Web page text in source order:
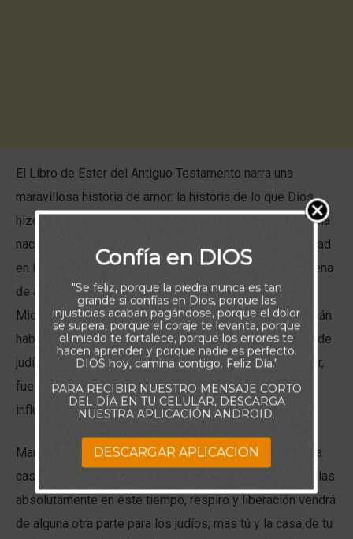
El Libro de Ester del Antiguo Testamento narra una
maravillosa historia de amor: la historia de lo que Dios
hizo en la vida de una mujer para salvar literalmente a una
nación. Ester era una mujer judía que salió de la oscuridad
en la que se había sumido su vida, a través de una cadena
de acontecimientos insólitos y fue nombrada reina.
Mientras tanto, un hombre impío y malvado llamado Amán
había ideado un plan para dar muerte a los 15 millones de
judíos de aquel reino. Entonces Mardoqueo, tío de Ester,
fue a palacio para conseguir que Ester utilizara su
influencia para ayudar a su pueblo.
Mandó a decir a Ester: “No pienses que escaparás en la
casa del rey más que cualquier otro judío. Porque si callas
absolutamente en este tiempo, respiro y liberación vendrá
de alguna otra parte para los judíos; mas tú y la casa de tu
Confía en DIOS
"Se feliz, porque la piedra nunca es tan
grande si confías en Dios, porque las
injusticias acaban pagándose, porque el dolor
se supera, porque el coraje te levanta, porque
el miedo te fortalece, porque los errores te
hacen aprender y porque nadie es perfecto.
DIOS hoy, camina contigo. Feliz Día."
PARA RECIBIR NUESTRO MENSAJE CORTO
DEL DÍA EN TU CELULAR, DESCARGA
NUESTRA APLICACIÓN ANDROID.
DESCARGAR APLICACION